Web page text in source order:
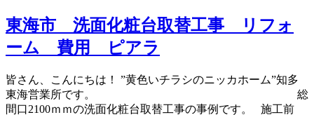
東海市 洗面化粧台取替工事 リフォ
ーム 費用 ピアラ
皆さん、こんにちは！ ”黄色いチラシのニッカホーム”知多
東海営業所です。 総
間口2100ｍｍの洗面化粧台取替工事の事例です。 施工前